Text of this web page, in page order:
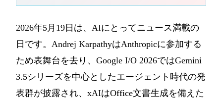
2026年5月19日は、AIにとってニュース満載の
日です。Andrej KarpathyはAnthropicに参加する
ため表舞台を去り、Google I/O 2026ではGemini
3.5シリーズを中心としたエージェント時代の発
表群が披露され、xAIはOffice文書生成を備えた